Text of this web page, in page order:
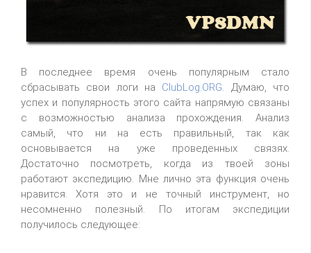
В последнее время очень популярным стало
сбрасывать свои логи на ClubLog.ORG. Думаю, что
успех и популярность этого сайта напрямую связаны
с возможностью анализа прохождения. Анализ
самый, что ни на есть правильный, так как
основывается на уже проведенных связях.
Достаточно посмотреть, когда из твоей зоны
работают экспедицию. Мне лично эта функция очень
нравится. Хотя это и не точный инструмент, но
несомненно полезный. По итогам экспедиции
получилось следующее: